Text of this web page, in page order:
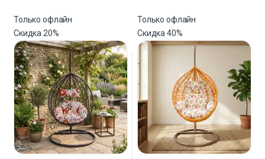
Только офлайн
Скидка 20%
Только офлайн
Скидка40%